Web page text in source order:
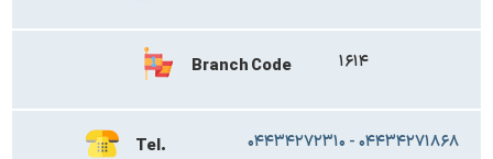
Branch Code ۱۶۱۴
Tel. ۰۴۴۳۴۲۷۲۳۱۰ - ۰۴۴۳۴۲۷۱۸۶۸